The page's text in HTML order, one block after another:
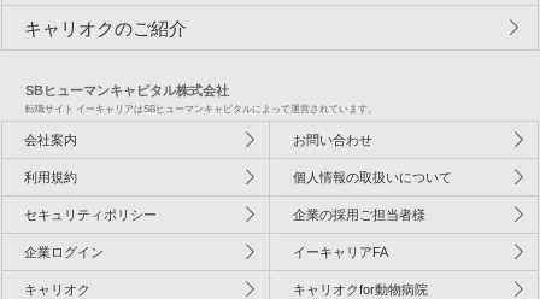
キャリオクのご紹介
SBヒューマンキャピタル株式会社
転職サイト イーキャリアはSBヒューマンキャピタルによって運営されています。
会社案内 お問い合わせ
利用規約 個人情報の取扱いについて
セキュリティポリシー 企業の採用ご担当者様
企業ログイン イーキャリアFA
キャリオク キャリオクfor動物病院